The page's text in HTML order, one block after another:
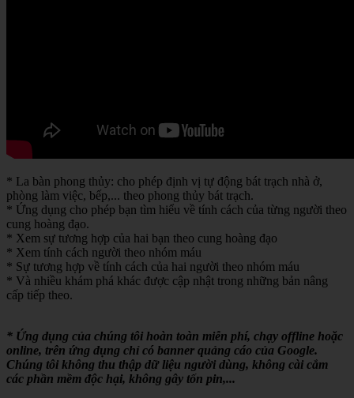
* La bàn phong thủy: cho phép định vị tự động bát trạch nhà ở,
phòng làm việc, bếp,... theo phong thủy bát trạch.
* Ứng dụng cho phép bạn tìm hiểu về tính cách của từng người theo
cung hoàng đạo.
* Xem sự tương hợp của hai bạn theo cung hoàng đạo
* Xem tính cách người theo nhóm máu
* Sự tương hợp về tính cách của hai người theo nhóm máu
* Và nhiều khám phá khác được cập nhật trong những bản nâng
cấp tiếp theo.
* Ứng dụng của chúng tôi hoàn toàn miễn phí, chạy offline hoặc
online, trên ứng dụng chỉ có banner quảng cáo của Google.
Chúng tôi không thu thập dữ liệu người dùng, không cài cắm
các phần mềm độc hại, không gây tốn pin,...